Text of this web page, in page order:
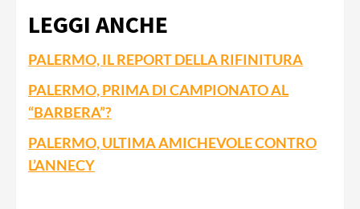
LEGGI ANCHE
PALERMO, IL REPORT DELLA RIFINITURA
PALERMO, PRIMA DI CAMPIONATO AL
“BARBERA”?
PALERMO, ULTIMA AMICHEVOLE CONTRO
L’ANNECY